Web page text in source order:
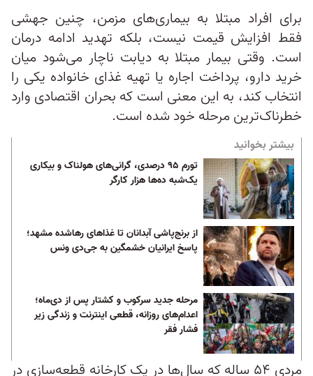
برای افراد مبتلا به بیماری‌های مزمن، چنین جهشی
فقط افزایش قیمت نیست، بلکه تهدید ادامه درمان
است. وقتی بیمار مبتلا به دیابت ناچار می‌شود میان
خرید دارو، پرداخت اجاره یا تهیه غذای خانواده یکی را
انتخاب کند، به این معنی است که بحران اقتصادی وارد
خطرناک‌ترین مرحله خود شده است.
بیشتر بخوانید
تورم ۹۵ درصدی، گرانی‌های هولناک و بیکاری
یک‌شبه ده‌ها هزار کارگر
از برنج‌پاشی آبدانان تا غذاهای رهاشده مشهد؛
پاسخ ایرانیان خشمگین به جی‌دی ونس
مرحله جدید سرکوب و کشتار پس از دی‌ماه؛
اعدام‌های روزانه، قطعی اینترنت و زندگی زیر
فشار فقر
مردی ۵۴ ساله که سال‌ها در یک کارخانه قطعه‌سازی در